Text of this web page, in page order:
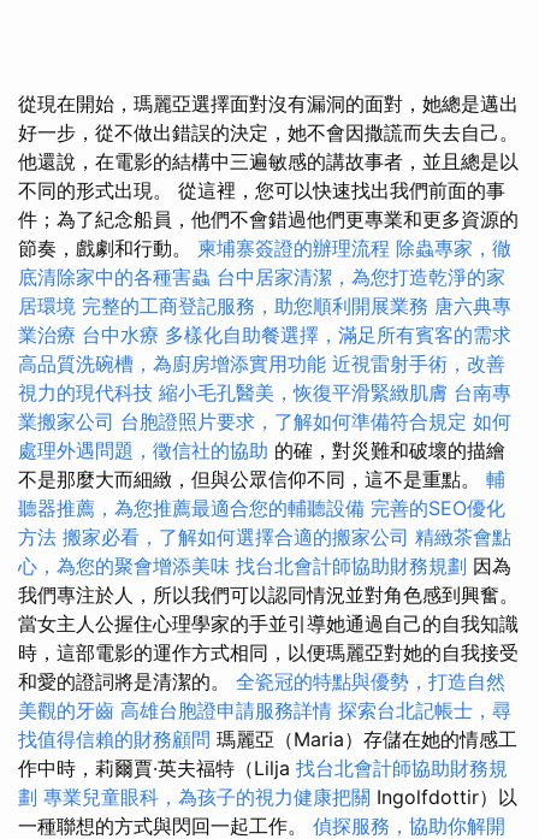
從現在開始，瑪麗亞選擇面對沒有漏洞的面對，她總是邁出
好一步，從不做出錯誤的決定，她不會因撒謊而失去自己。
他還說，在電影的結構中三遍敏感的講故事者，並且總是以
不同的形式出現。 從這裡，您可以快速找出我們前面的事
件；為了紀念船員，他們不會錯過他們更專業和更多資源的
節奏，戲劇和行動。 柬埔寨簽證的辦理流程 除蟲專家，徹
底清除家中的各種害蟲 台中居家清潔，為您打造乾淨的家
居環境 完整的工商登記服務，助您順利開展業務 唐六典專
業治療 台中水療 多樣化自助餐選擇，滿足所有賓客的需求
高品質洗碗槽，為廚房增添實用功能 近視雷射手術，改善
視力的現代科技 縮小毛孔醫美，恢復平滑緊緻肌膚 台南專
業搬家公司 台胞證照片要求，了解如何準備符合規定 如何
處理外遇問題，徵信社的協助 的確，對災難和破壞的描繪
不是那麼大而細緻，但與公眾信仰不同，這不是重點。 輔
聽器推薦，為您推薦最適合您的輔聽設備 完善的SEO優化
方法 搬家必看，了解如何選擇合適的搬家公司 精緻茶會點
心，為您的聚會增添美味 找台北會計師協助財務規劃 因為
我們專注於人，所以我們可以認同情況並對角色感到興奮。
當女主人公握住心理學家的手並引導她通過自己的自我知識
時，這部電影的運作方式相同，以便瑪麗亞對她的自我接受
和愛的證詞將是清潔的。 全瓷冠的特點與優勢，打造自然
美觀的牙齒 高雄台胞證申請服務詳情 探索台北記帳士，尋
找值得信賴的財務顧問 瑪麗亞（Maria）存儲在她的情感工
作中時，莉爾賈·英夫福特（Lilja 找台北會計師協助財務規
劃 專業兒童眼科，為孩子的視力健康把關 Ingolfdottir）以
一種聯想的方式與閃回一起工作。 偵探服務，協助你解開